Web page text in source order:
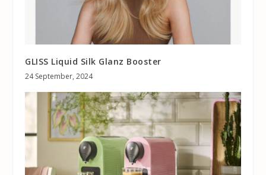
GLISS Liquid Silk Glanz Booster
24 September, 2024